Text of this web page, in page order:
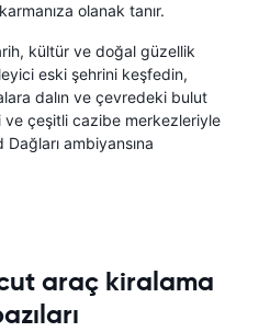
olanak tanır.
kültür ve doğal güzellik
eski şehrini keşfedin,
dalın ve çevredeki bulut
ve çeşitli cazibe merkezleriyle
ambiyansına
araç kiralama